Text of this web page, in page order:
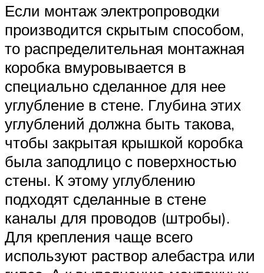
Если монтаж электропроводки
производится скрытым способом,
то распределительная монтажная
коробка вмуровывается в
специально сделанное для нее
углубление в стене. Глубина этих
углублений должна быть такова,
чтобы закрытая крышкой коробка
была заподлицо с поверхностью
стены. К этому углублению
подходят сделанные в стене
каналы для проводов (штробы).
Для крепления чаще всего
используют раствор алебастра или